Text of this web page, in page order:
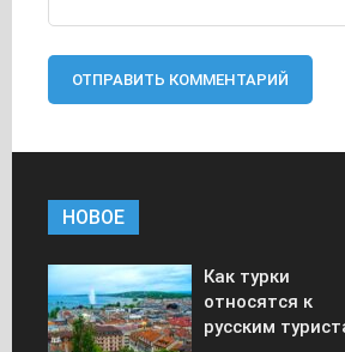
НОВОЕ
Как турки
относятся к
русским